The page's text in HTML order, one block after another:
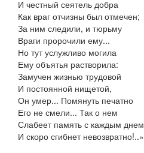
И честный сеятель добра
Как враг отчизны был отмечен;
За ним следили, и тюрьму
Враги пророчили ему...
Но тут услужливо могила
Ему объятья растворила:
Замучен жизнью трудовой
И постоянной нищетой,
Он умер... Помянуть печатно
Его не смели... Так о нем
Слабеет память с каждым днем
И скоро сгибнет невозвратно!..»